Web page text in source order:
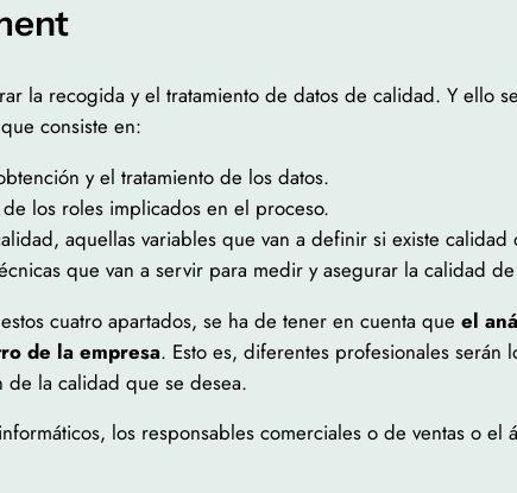
la recogida y el tratamiento de datos de calidad. Y ello
consiste en:
y el tratamiento de los datos.
los roles implicados en el proceso.
aquellas variables que van a definir si existe calidad
que van a servir para medir y asegurar la calidad
cuatro apartados, se ha de tener en cuenta que el
de la empresa. Esto es, diferentes profesionales
de la calidad que se desea.
los responsables comerciales o de ventas o